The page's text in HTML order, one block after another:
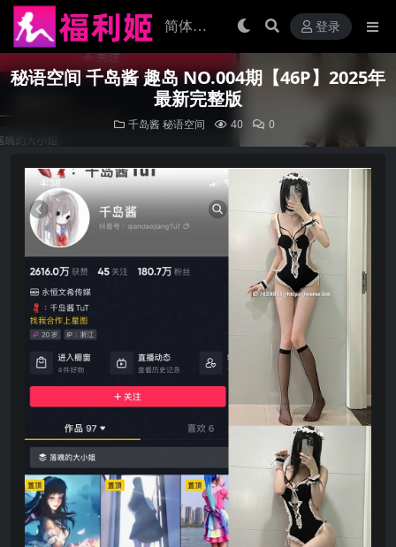
登录
秘语空间 千岛酱 趣岛 NO.004期【46P】2025年
最新完整版
千岛酱秘语空间 40 0